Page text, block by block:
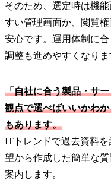
そのため、選定時は機
すい管理画面か、閲覧
安心です。運用体制に
調整も進めやすくなりま
「自社に合う製品・サ
観点で選べばいいかわ
もあります。
ITトレンドで過去資料
望から作成した簡単な
案内します。